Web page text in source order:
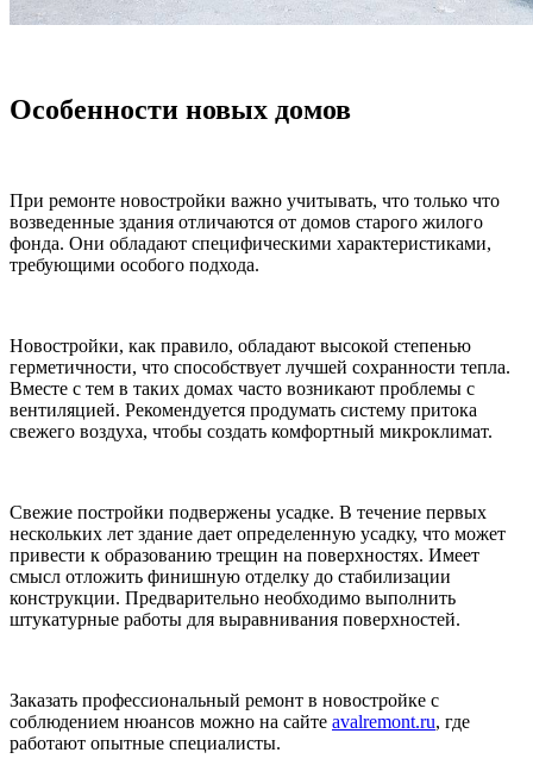
Особенности новых домов
При ремонте новостройки важно учитывать, что только что
возведенные здания отличаются от домов старого жилого
фонда. Они обладают специфическими характеристиками,
требующими особого подхода.
Новостройки, как правило, обладают высокой степенью
герметичности, что способствует лучшей сохранности тепла.
Вместе с тем в таких домах часто возникают проблемы с
вентиляцией. Рекомендуется продумать систему притока
свежего воздуха, чтобы создать комфортный микроклимат.
Свежие постройки подвержены усадке. В течение первых
нескольких лет здание дает определенную усадку, что может
привести к образованию трещин на поверхностях. Имеет
смысл отложить финишную отделку до стабилизации
конструкции. Предварительно необходимо выполнить
штукатурные работы для выравнивания поверхностей.
Заказать профессиональный ремонт в новостройке с
соблюдением нюансов можно на сайте avalremont.ru, где
работают опытные специалисты.